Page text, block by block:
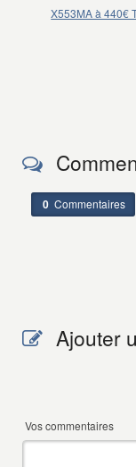
X553MA à 440€
0 Commentaires
Ajouter
Vos commentaires